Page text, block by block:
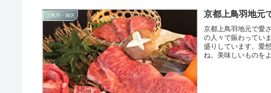
上鳥羽・南区 京都上鳥羽地元
京都上鳥羽地元で愛
の人々で賑わってい
盛りしています。愛
ね。美味しいものを